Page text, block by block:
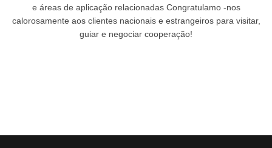
e áreas de aplicação relacionadas Congratulamo -nos
calorosamente aos clientes nacionais e estrangeiros para visitar,
guiar e negociar cooperação!